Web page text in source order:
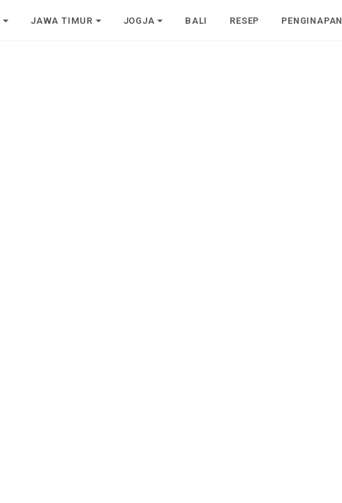
JAWA TIMUR JOGJA BALI RESEP PENGINAPAN